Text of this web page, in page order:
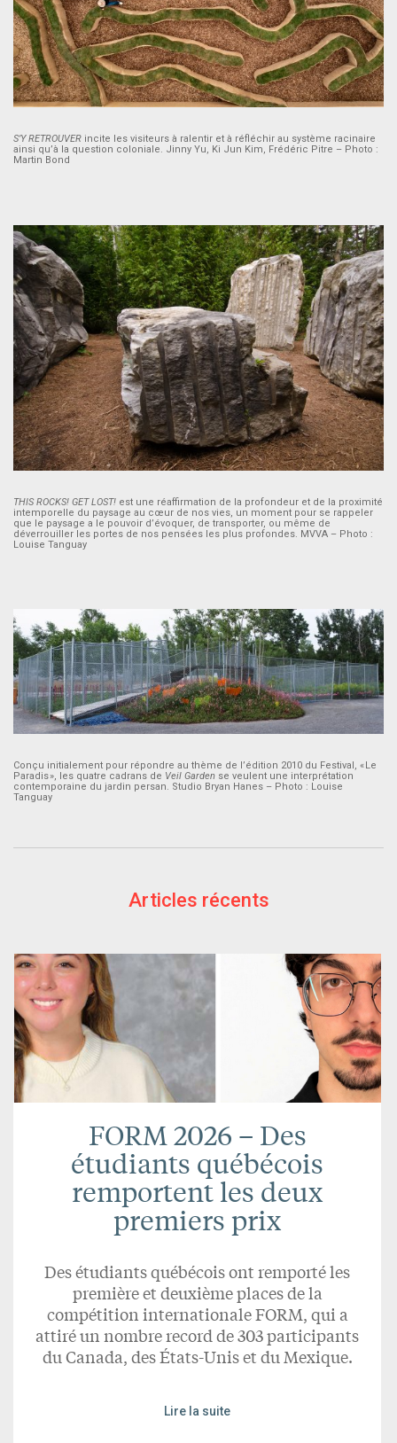
S’Y RETROUVER incite les visiteurs à ralentir et à réfléchir au système racinaire
ainsi qu’à la question coloniale. Jinny Yu, Ki Jun Kim, Frédéric Pitre – Photo :
Martin Bond
THIS ROCKS! GET LOST! est une réaffirmation de la profondeur et de la proximité
intemporelle du paysage au cœur de nos vies, un moment pour se rappeler
que le paysage a le pouvoir d’évoquer, de transporter, ou même de
déverrouiller les portes de nos pensées les plus profondes. MVVA – Photo :
Louise Tanguay
Conçu initialement pour répondre au thème de l’édition 2010 du Festival, « Le
Paradis », les quatre cadrans de Veil Garden se veulent une interprétation
contemporaine du jardin persan. Studio Bryan Hanes – Photo : Louise
Tanguay
Articles récents
FORM 2026 – Des
étudiants québécois
remportent les deux
premiers prix
Des étudiants québécois ont remporté les
première et deuxième places de la
compétition internationale FORM, qui a
attiré un nombre record de 303 participants
du Canada, des États-Unis et du Mexique.
Lire la suite